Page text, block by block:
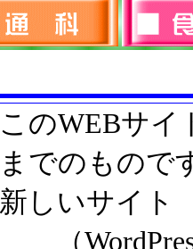
このWEBサイ
までのもので
新しいサイト
（